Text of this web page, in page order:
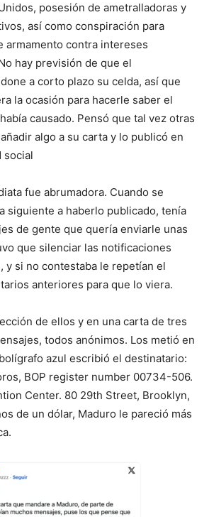
posesión de ametralladoras y
así como conspiración para
armamento contra intereses
hay previsión de que el
a corto plazo su celda, así que
la ocasión para hacerle saber el
causado. Pensó que tal vez otras
algo a su carta y lo publicó en
social
fue abrumadora. Cuando se
siguiente a haberlo publicado, tenía
de gente que quería enviarle unas
que silenciar las notificaciones
y si no contestaba le repetían el
anteriores para que lo viera.
de ellos y en una carta de tres
todos anónimos. Los metió en
azul escribió el destinatario:
BOP register number 00734-506.
Center. 80 29th Street, Brooklyn,
de un dólar, Maduro le pareció más